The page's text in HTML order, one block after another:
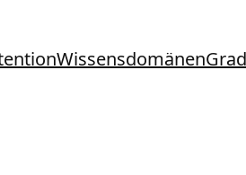
Wissensdomänen